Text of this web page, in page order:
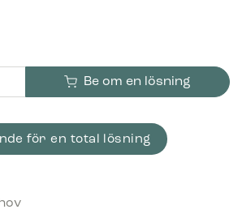
12x12 cm Magnetisk Svart mängd
Be om en lösning
för en total lösning